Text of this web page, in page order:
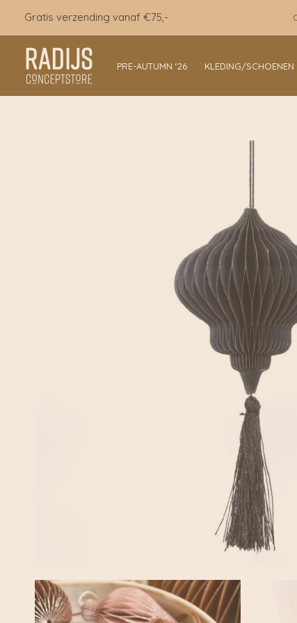
inhoud
Gratis verzending vanaf €75,-
PRE-AUTUMN ‘26 KLEDING/SCHOENEN